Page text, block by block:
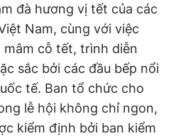
Toàn
Hải Thành
Dũng
Hưng
- BTTTT cấp ngày 24.3.2020
về Báo Thanh Niên. Cấm sao
có sự chấp thuận bằng văn
JSC.
đà hương vị tết của các
Nam, cùng với việc
cỗ tết, trình diễn
sắc bởi các đầu bếp nổi
tế. Ban tổ chức cho
lễ hội không chỉ ngon,
kiểm định bởi ban kiểm